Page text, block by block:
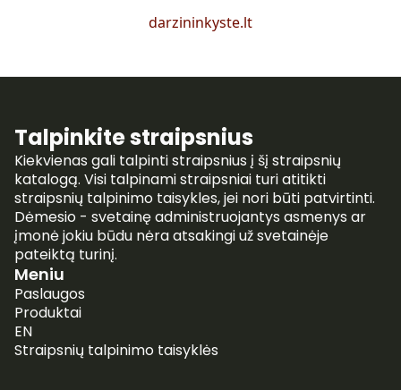
darzininkyste.lt
Talpinkite straipsnius
Kiekvienas gali talpinti straipsnius į šį straipsnių
katalogą. Visi talpinami straipsniai turi atitikti
straipsnių talpinimo taisykles, jei nori būti patvirtinti.
Dėmesio - svetainę administruojantys asmenys ar
įmonė jokiu būdu nėra atsakingi už svetainėje
pateiktą turinį.
Meniu
Paslaugos
Produktai
EN
Straipsnių talpinimo taisyklės